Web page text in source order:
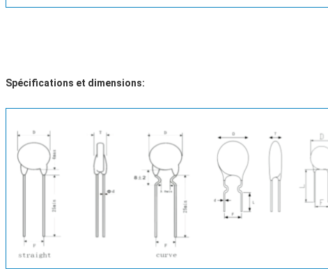
Spécifications et dimensions: